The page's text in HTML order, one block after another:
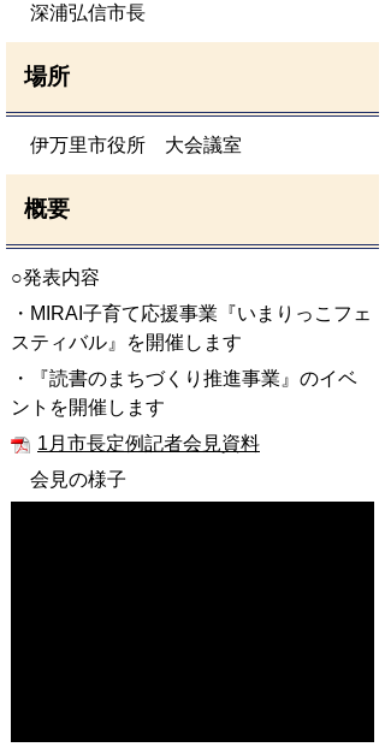
深浦弘信市長
場所
伊万里市役所 大会議室
概要
○発表内容
・MIRAI子育て応援事業『いまりっこフェ
スティバル』を開催します
・『読書のまちづくり推進事業』のイベ
ントを開催します
1月市長定例記者会見資料
会見の様子